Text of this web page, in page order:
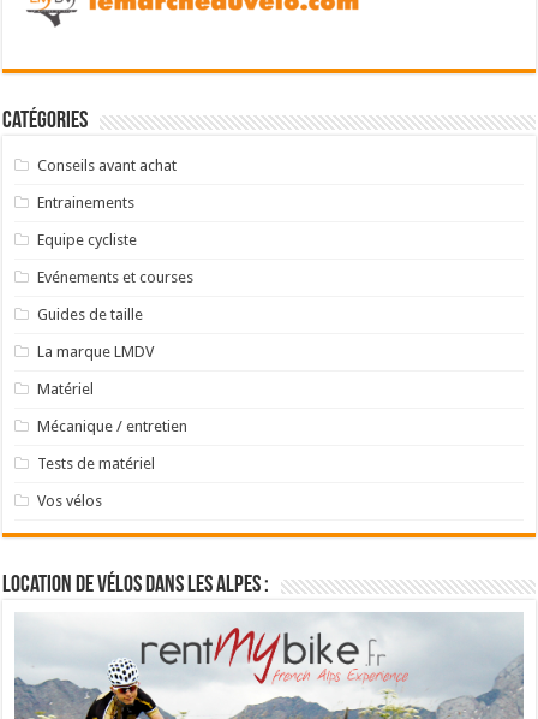
Catégories
Conseils avant achat
Entrainements
Equipe cycliste
Evénements et courses
Guides de taille
La marque LMDV
Matériel
Mécanique / entretien
Tests de matériel
Vos vélos
Location de vélos dans les Alpes :